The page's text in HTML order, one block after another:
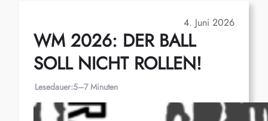
4. Juni 2026
WM 2026: DER BALL
SOLL NICHT ROLLEN!
Lesedauer:5–7 Minuten